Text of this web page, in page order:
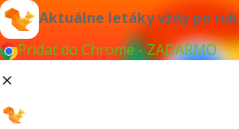
Aktuálne letáky vždy po
Pridať do Chrome - ZADARMO